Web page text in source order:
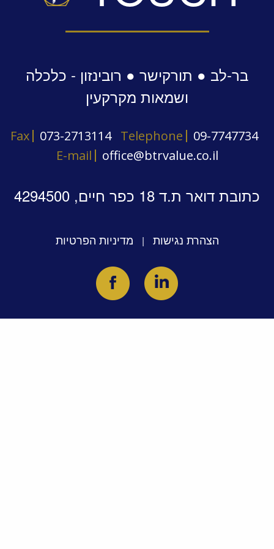
בר-לב ● תורקישר ● רובינזון - כלכלה
ושמאות מקרקעין
Fax 073-2713114 Telephone
09-7747734
E-mail
office@btrvalue.co.il
כתובת דואר ת.ד 18 כפר חיים, 4294500
הצהרת נגישות | מדיניות הפרטיות